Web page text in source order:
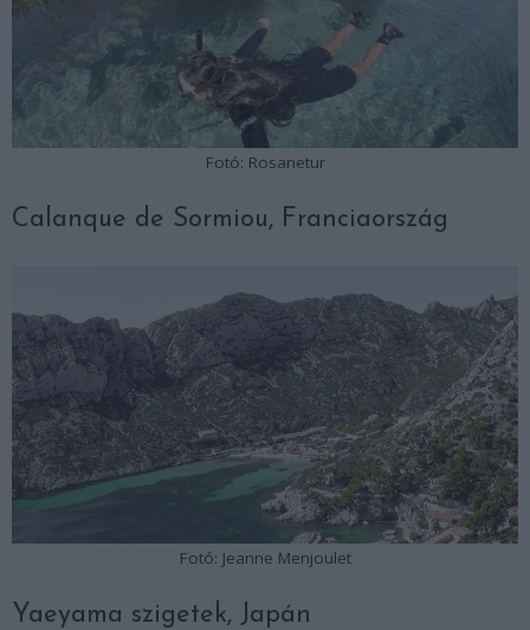
Fotó: Rosanetur
Calanque de Sormiou, Franciaország
Fotó: Jeanne Menjoulet
Yaeyama szigetek, Japán